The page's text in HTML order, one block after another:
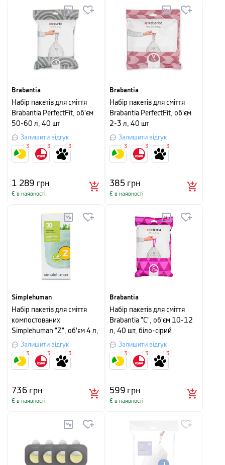
Brabantia
Набір пакетів для сміття
Brabantia PerfectFit, об'єм
50-60 л, 40 шт
Залишити відгук
1 289 грн
Є в наявності
3 3 3
Brabantia
Набір пакетів для сміття
Brabantia PerfectFit, об'єм
2-3 л, 40 шт
Залишити відгук
385грн
Є в наявності
3 3 3
Simplehuman
Набір пакетів для сміття
компостованих
Simplehuman "Z", об'єм 4 л,
30 шт, білий
Залишити відгук
736грн
Є в наявності
3 3 3
Brabantia
Набір пакетів для сміття
Brabantia "C", об'єм 10-12
л, 40 шт, біло-сірий
Залишити відгук
599грн
Є в наявності
3 3 3